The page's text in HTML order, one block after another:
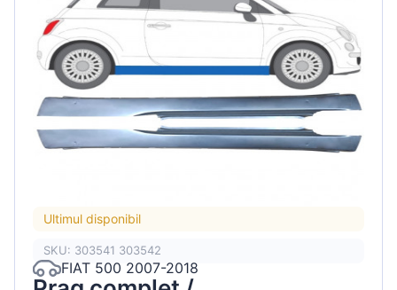
Ultimul disponibil
SKU: 303541 303542
FIAT 500 2007-2018